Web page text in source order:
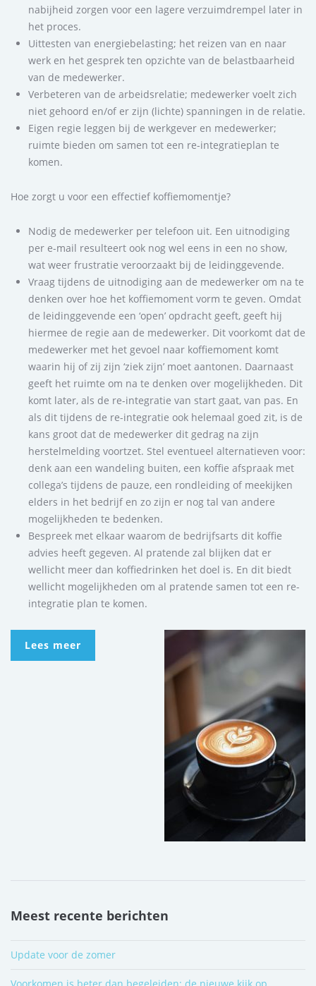
nabijheid zorgen voor een lagere verzuimdrempel later in
het proces.
Uittesten van energiebelasting; het reizen van en naar
werk en het gesprek ten opzichte van de belastbaarheid
van de medewerker.
Verbeteren van de arbeidsrelatie; medewerker voelt zich
niet gehoord en/of er zijn (lichte) spanningen in de relatie.
Eigen regie leggen bij de werkgever en medewerker;
ruimte bieden om samen tot een re-integratieplan te
komen.
Hoe zorgt u voor een effectief koffiemomentje?
Nodig de medewerker per telefoon uit. Een uitnodiging
per e-mail resulteert ook nog wel eens in een no show,
wat weer frustratie veroorzaakt bij de leidinggevende.
Vraag tijdens de uitnodiging aan de medewerker om na te
denken over hoe het koffiemoment vorm te geven. Omdat
de leidinggevende een ‘open’ opdracht geeft, geeft hij
hiermee de regie aan de medewerker. Dit voorkomt dat de
medewerker met het gevoel naar koffiemoment komt
waarin hij of zij zijn ‘ziek zijn’ moet aantonen. Daarnaast
geeft het ruimte om na te denken over mogelijkheden. Dit
komt later, als de re-integratie van start gaat, van pas. En
als dit tijdens de re-integratie ook helemaal goed zit, is de
kans groot dat de medewerker dit gedrag na zijn
herstelmelding voortzet. Stel eventueel alternatieven voor:
denk aan een wandeling buiten, een koffie afspraak met
collega’s tijdens de pauze, een rondleiding of meekijken
elders in het bedrijf en zo zijn er nog tal van andere
mogelijkheden te bedenken.
Bespreek met elkaar waarom de bedrijfsarts dit koffie
advies heeft gegeven. Al pratende zal blijken dat er
wellicht meer dan koffiedrinken het doel is. En dit biedt
wellicht mogelijkheden om al pratende samen tot een re-
integratie plan te komen.
Lees meer
Meest recente berichten
Update voor de zomer
Voorkomen is beter dan begeleiden: de nieuwe kijk op